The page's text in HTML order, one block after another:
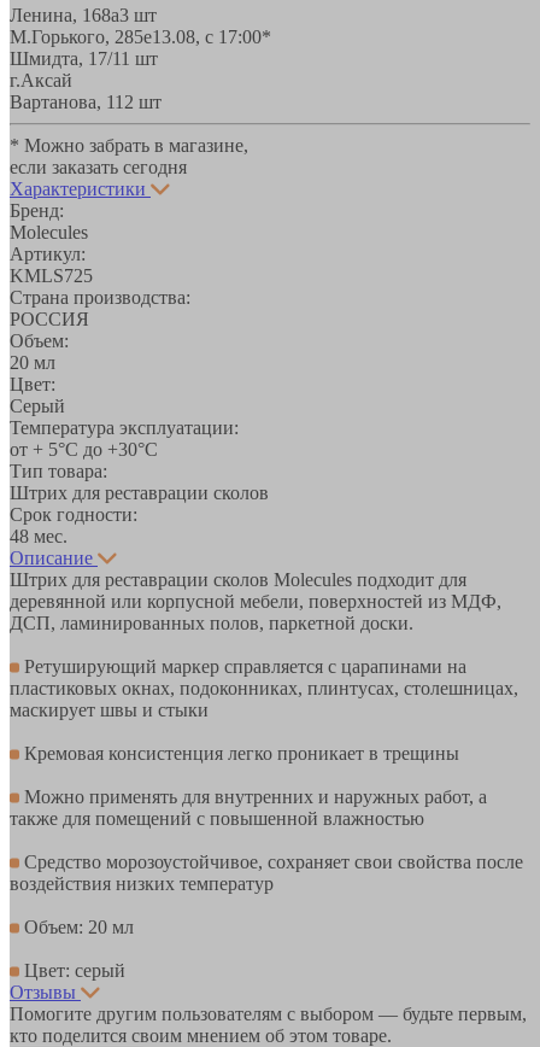
Ленина, 168а3 шт
М.Горького, 285е13.08, с 17:00*
Шмидта, 17/11 шт
г.Аксай
Вартанова, 11 2 шт
* Можно забрать в магазине,
если заказать сегодня
Характеристики
Бренд:
Molecules
Артикул:
KMLS725
Страна производства:
РОССИЯ
Объем:
20 мл
Цвет:
Серый
Температура эксплуатации:
от + 5°С до +30°С
Тип товара:
Штрих для реставрации сколов
Срок годности:
48 мес.
Описание
Штрих для реставрации сколов Molecules подходит для
деревянной или корпусной мебели, поверхностей из МДФ,
ДСП, ламинированных полов, паркетной доски.
Ретуширующий маркер справляется с царапинами на
пластиковых окнах, подоконниках, плинтусах, столешницах,
маскирует швы и стыки
Кремовая консистенция легко проникает в трещины
Можно применять для внутренних и наружных работ, а
также для помещений с повышенной влажностью
Средство морозоустойчивое, сохраняет свои свойства после
воздействия низких температур
Объем: 20 мл
Цвет: серый
Отзывы
Помогите другим пользователям с выбором — будьте первым,
кто поделится своим мнением об этом товаре.